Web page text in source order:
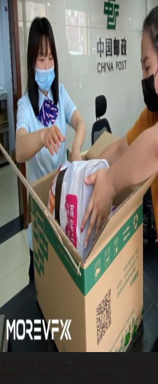
到当地做项目的同事，把大凉山孩子们的情况反